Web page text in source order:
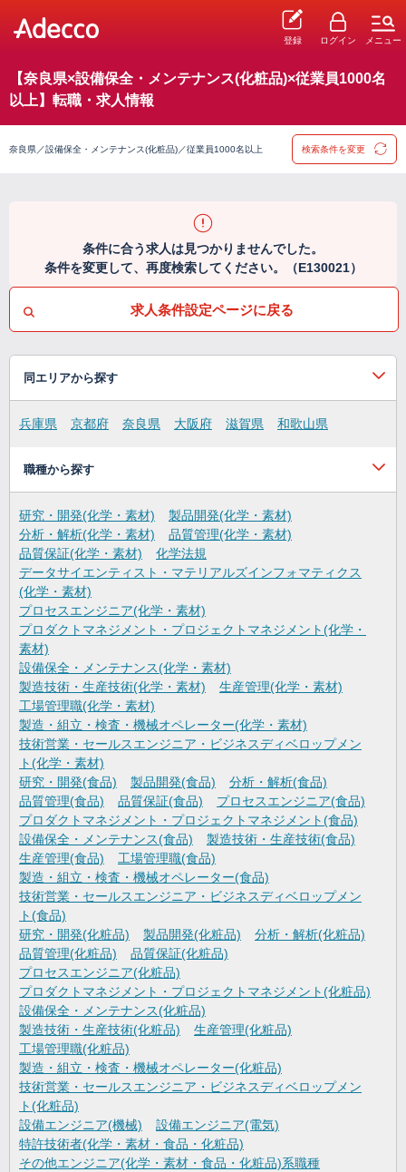
登録 ログイン メニュー
【奈良県×設備保全・メンテナンス(化粧品)×従業員1000名
以上】転職・求人情報
奈良県／設備保全・メンテナンス(化粧品)／従業員1000名以上 検索条件を変更
条件に合う求人は見つかりませんでした。
条件を変更して、再度検索してください。（E130021）
求人条件設定ページに戻る
同エリアから探す
兵庫県 京都府 奈良県 大阪府 滋賀県 和歌山県
職種から探す
研究・開発(化学・素材)
製品開発(化学・素材)
分析・解析(化学・素材)
品質管理(化学・素材)
品質保証(化学・素材)
化学法規
データサイエンティスト・マテリアルズインフォマティクス
(化学・素材)
プロセスエンジニア(化学・素材)
プロダクトマネジメント・プロジェクトマネジメント(化学・
素材)
設備保全・メンテナンス(化学・素材)
製造技術・生産技術(化学・素材)
生産管理(化学・素材)
工場管理職(化学・素材)
製造・組立・検査・機械オペレーター(化学・素材)
技術営業・セールスエンジニア・ビジネスディベロップメン
ト(化学・素材)
研究・開発(食品)
製品開発(食品)
分析・解析(食品)
品質管理(食品)
品質保証(食品)
プロセスエンジニア(食品)
プロダクトマネジメント・プロジェクトマネジメント(食品)
設備保全・メンテナンス(食品)
製造技術・生産技術(食品)
生産管理(食品)
工場管理職(食品)
製造・組立・検査・機械オペレーター(食品)
技術営業・セールスエンジニア・ビジネスディベロップメン
ト(食品)
研究・開発(化粧品)
製品開発(化粧品)
分析・解析(化粧品)
品質管理(化粧品)
品質保証(化粧品)
プロセスエンジニア(化粧品)
プロダクトマネジメント・プロジェクトマネジメント(化粧品)
設備保全・メンテナンス(化粧品)
製造技術・生産技術(化粧品)
生産管理(化粧品)
工場管理職(化粧品)
製造・組立・検査・機械オペレーター(化粧品)
技術営業・セールスエンジニア・ビジネスディベロップメン
ト(化粧品)
設備エンジニア(機械)
設備エンジニア(電気)
特許技術者(化学・素材・食品・化粧品)
その他エンジニア(化学・素材・食品・化粧品)系職種